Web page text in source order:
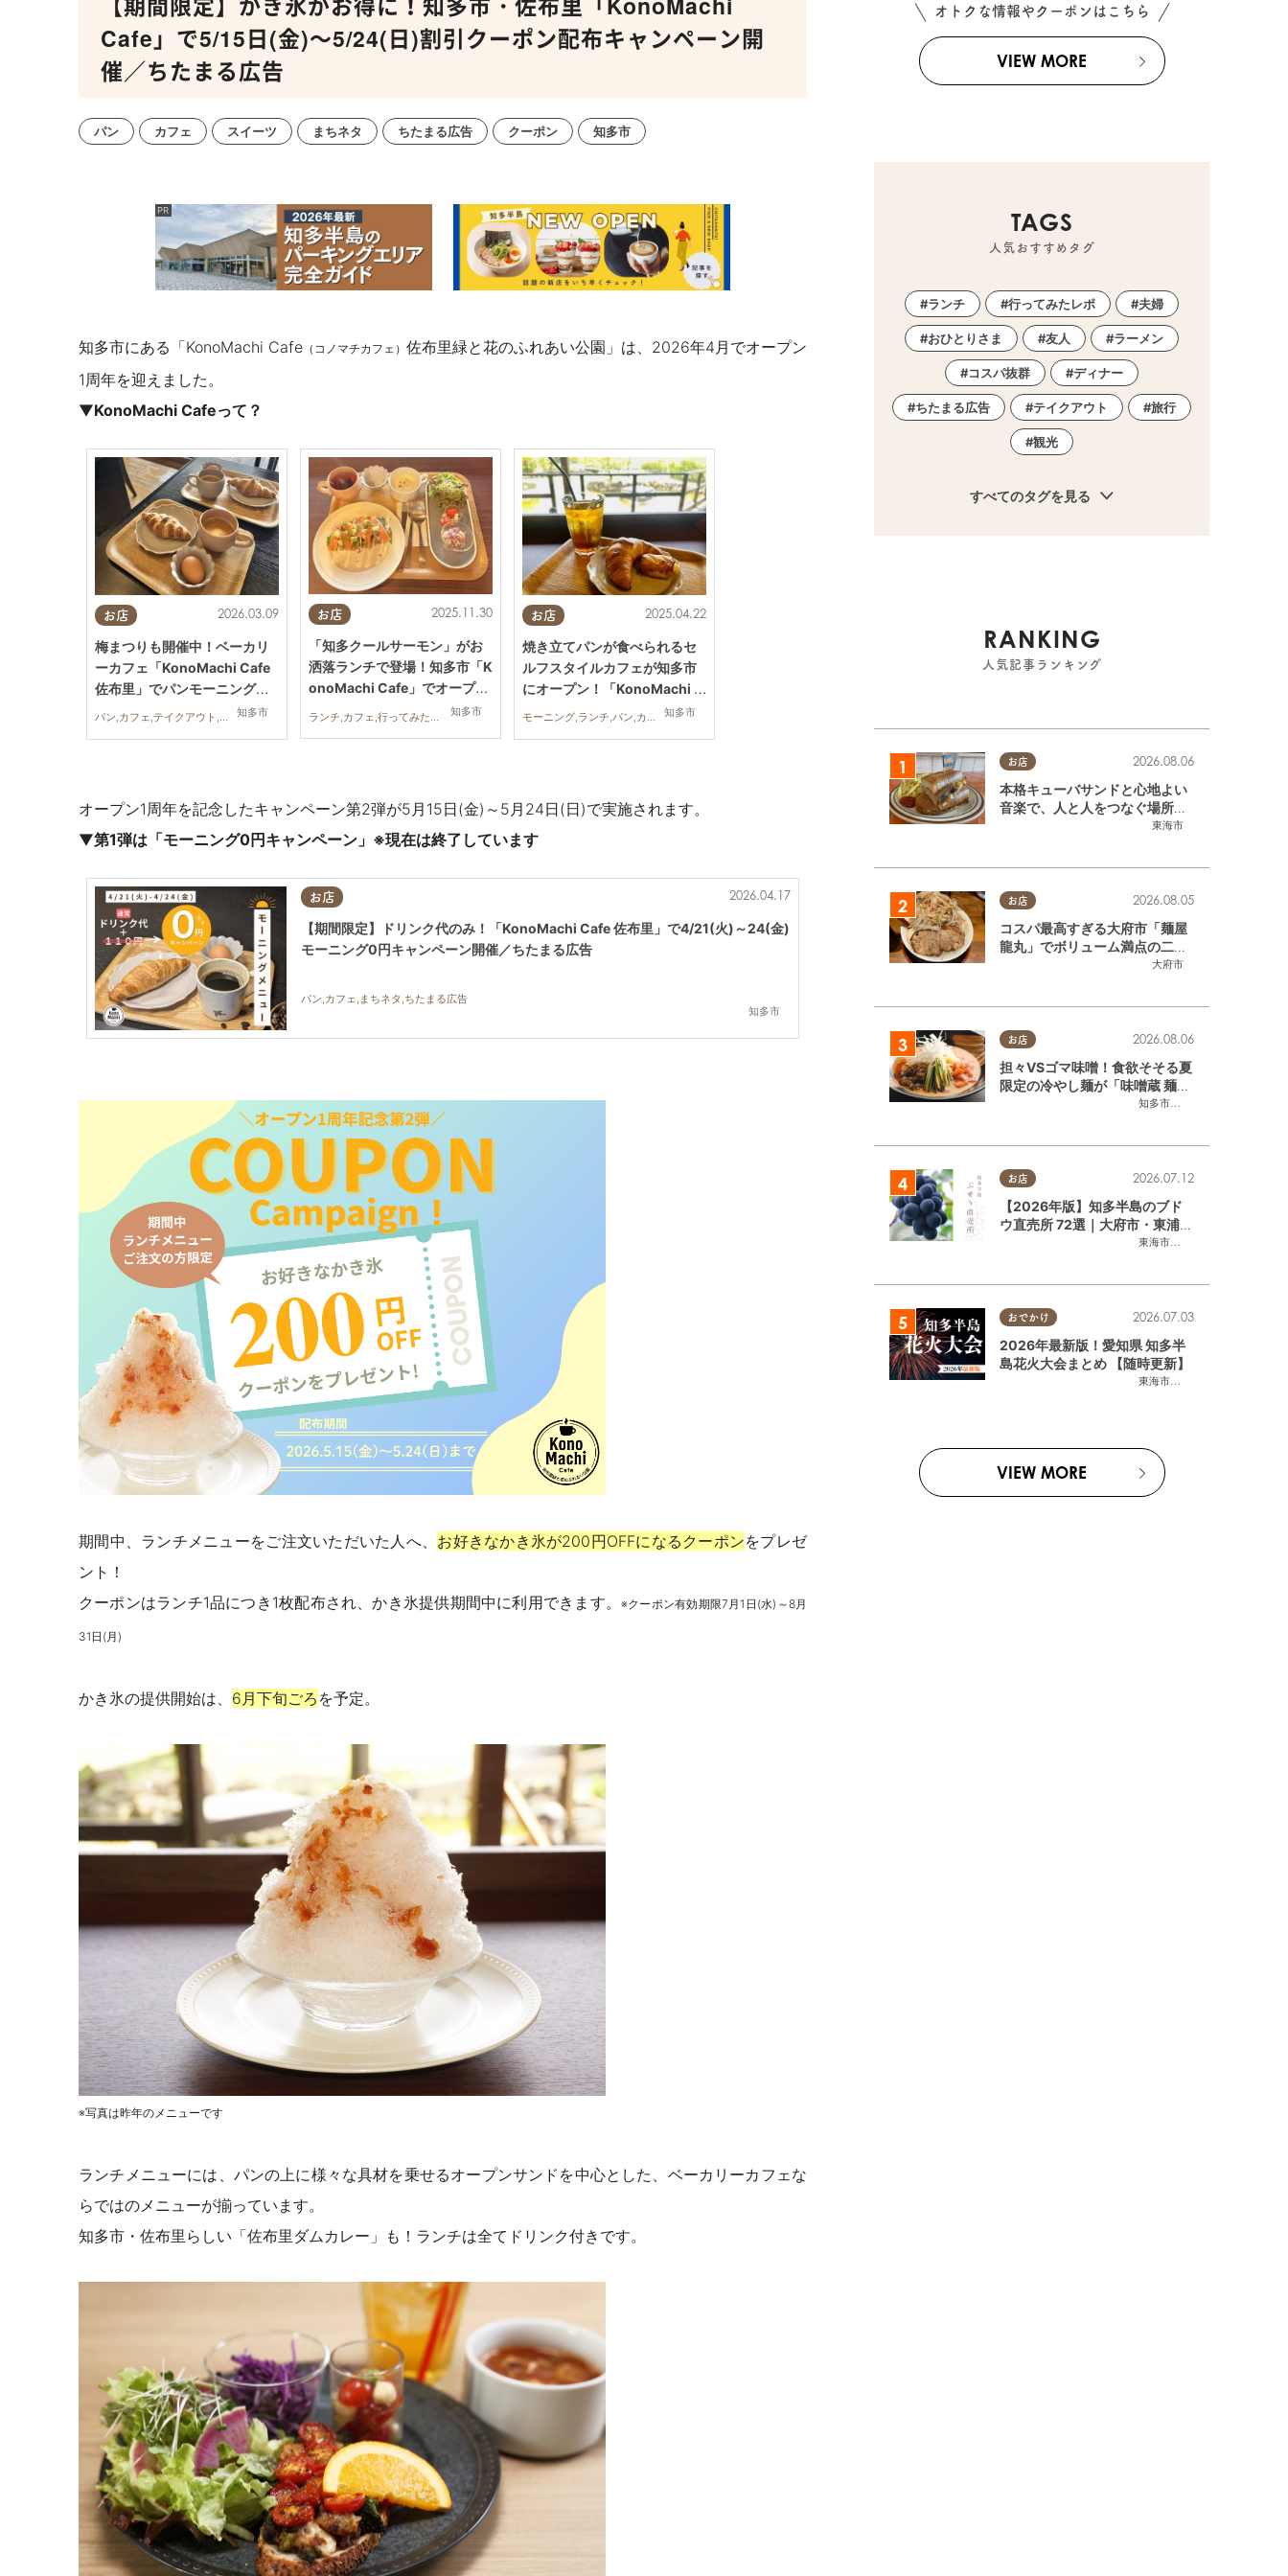
Cafe」で5/15日(金)～5/24(日)割引クーポン配布キャンペーン開
催／ちたまる広告
パン カフェ スイーツ まちネタ ちたまる広告 クーポン 知多市
知多市にある「KonoMachi Cafe （コノマチカフェ） 佐布里緑と花のふれあい公園」は、2026年4月でオープン
1周年を迎えました。
▼KonoMachi Cafeって？
お店
知多市
2026.03.09
梅まつりも開催中！ベーカリ
ーカフェ「KonoMachi Cafe
佐布里」でパンモーニングし
てきた
パン,カフェ,テイクアウト,イベント,自然,行ってみたレポ
お店
知多市
2025.11.30
「知多クールサーモン」がお
洒落ランチで登場！知多市「K
onoMachi Cafe」でオープン
サンドを実食
お店
知多市
2025.04.22
焼き立てパンが食べられるセ
ルフスタイルカフェが知多市
にオープン！「KonoMachi C
afe」ってどんなお店？
モーニング,ランチ,パン,カフェ,スイーツ,テイクアウト,開店
オープン1周年を記念したキャンペーン第2弾が5月15日(金)～5月24日(日)で実施されます。
▼第1弾は「モーニング0円キャンペーン」※現在は終了しています
お店
知多市
2026.04.17
【期間限定】ドリンク代のみ！「KonoMachi Cafe 佐布里」で4/21(火)～24(金)
モーニング0円キャンペーン開催／ちたまる広告
パン,カフェ,まちネタ,ちたまる広告
期間中、ランチメニューをご注文いただいた人へ、 お好きなかき氷が200円OFFになるクーポンをプレゼ
ント！
クーポンはランチ1品につき1枚配布され、かき氷提供期間中に利用できます。
※クーポン有効期限7月1日(水)～8月
31日(月)
かき氷の提供開始は、 6月下旬ごろ を予定。
※写真は昨年のメニューです
ランチメニューには、パンの上に様々な具材を乗せるオープンサンドを中心とした、ベーカリーカフェな
らではのメニューが揃っています。
知多市・佐布里らしい 「佐布里ダムカレー」も！ ランチは全てドリンク付きです。
オトクな情報やクーポンはこちら
VIEW MORE
TAGS
人気おすすめタグ
ランチ 行ってみたレポ 夫婦
おひとりさま 友人 ラーメン
コスパ抜群 ディナー
ちたまる広告 テイクアウト 旅行
観光
すべてのタグを見る
RANKING
人気記事ランキング
お店
東海市
2026.08.06
本格キューバサンドと心地よい
音楽で、人と人をつなぐ場所。
東海市「JAMMIN'STANDHOU
お店
大府市
2026.08.05
コスパ最高すぎる大府市「麺屋
龍丸」でボリューム満点の二郎
系ラーメンを堪能してきた
お店
知多市
,半田市
2026.08.06
担々VSゴマ味噌！食欲そそる夏
限定の冷やし麺が「味噌蔵 麺四
朗 半田店・知多店」で登場／ち
お店
東海市
,大府市
2026.07.12
【2026年版】知多半島のブド
ウ直売所 72選｜大府市・東浦町
ほかエリア別に一挙紹介
おでかけ
東海市
,大府市
2026.07.03
2026年最新版！愛知県 知多半
島花火大会まとめ 【随時更新】
VIEW MORE